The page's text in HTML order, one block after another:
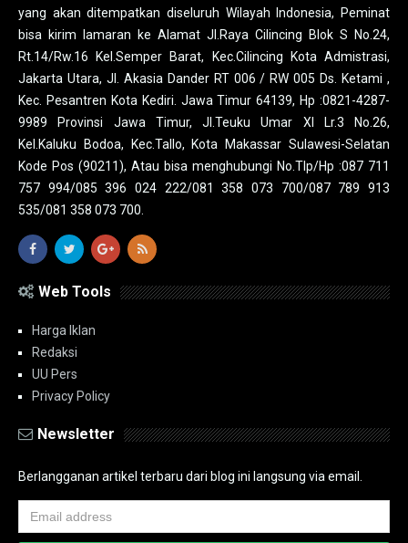
yang akan ditempatkan diseluruh Wilayah Indonesia, Peminat
bisa kirim lamaran ke Alamat Jl.Raya Cilincing Blok S No.24,
Rt.14/Rw.16 Kel.Semper Barat, Kec.Cilincing Kota Admistrasi,
Jakarta Utara, Jl. Akasia Dander RT 006 / RW 005 Ds. Ketami ,
Kec. Pesantren Kota Kediri. Jawa Timur 64139, Hp :0821-4287-
9989 Provinsi Jawa Timur, Jl.Teuku Umar XI Lr.3 No.26,
Kel.Kaluku Bodoa, Kec.Tallo, Kota Makassar Sulawesi-Selatan
Kode Pos (90211), Atau bisa menghubungi No.Tlp/Hp :087 711
757 994/085 396 024 222/081 358 073 700/087 789 913
535/081 358 073 700.
Web Tools
Harga Iklan
Redaksi
UU Pers
Privacy Policy
Newsletter
Berlangganan artikel terbaru dari blog ini langsung via email.